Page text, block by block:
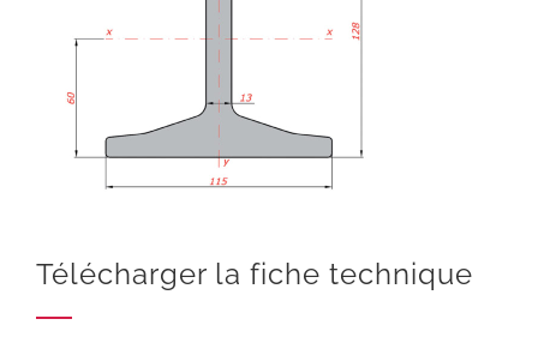
Télécharger la fiche technique